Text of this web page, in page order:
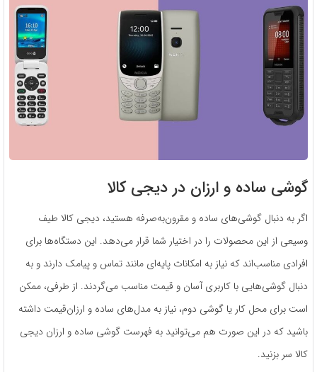
گوشی ساده و ارزان در دیجی کالا
اگر به دنبال گوشی‌های ساده و مقرون‌به‌صرفه هستید، دیجی کالا طیف
وسیعی از این محصولات را در اختیار شما قرار می‌دهد. این دستگاه‌ها برای
افرادی مناسب‌اند که نیاز به امکانات پایه‌ای مانند تماس و پیامک دارند و به
دنبال گوشی‌هایی با کاربری آسان و قیمت مناسب می‌گردند. از طرفی، ممکن
است برای محل کار یا گوشی دوم، نیاز به مدل‌های ساده و ارزان‌قیمت داشته
باشید که در این صورت هم می‌توانید به فهرست گوشی ساده و ارزان دیجی
کالا سر بزنید.